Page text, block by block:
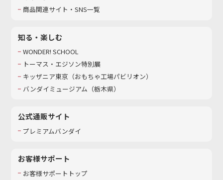
商品関連サイト・SNS一覧
知る・楽しむ
WONDER! SCHOOL
トーマス・エジソン特別展
キッザニア東京（おもちゃ工場パビリオン）​
バンダイミュージアム（栃木県）
公式通販サイト
プレミアムバンダイ
お客様サポート
お客様サポートトップ